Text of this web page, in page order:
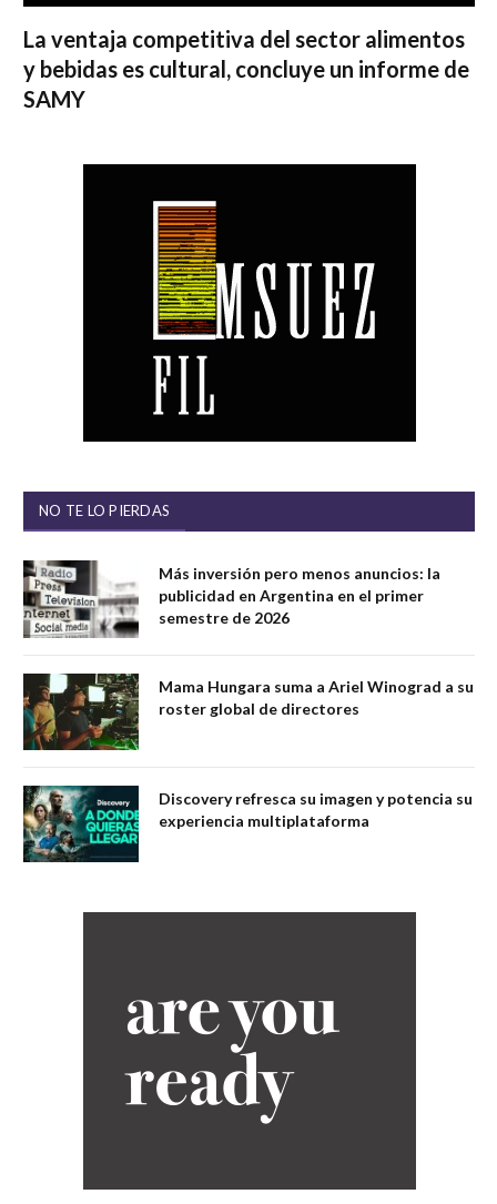
La ventaja competitiva del sector alimentos
y bebidas es cultural, concluye un informe de
SAMY
NO TE LO PIERDAS
Más inversión pero menos anuncios: la
publicidad en Argentina en el primer
semestre de 2026
Mama Hungara suma a Ariel Winograd a su
roster global de directores
Discovery refresca su imagen y potencia su
experiencia multiplataforma